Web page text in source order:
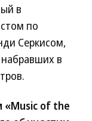
в
по
Серкисом,
в
of the